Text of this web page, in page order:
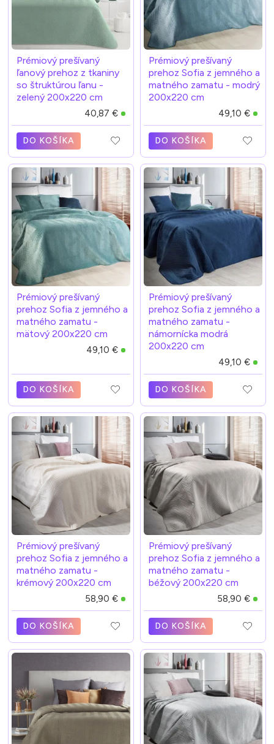
Prémiový prešívaný
ľanový prehoz z tkaniny
so štruktúrou ľanu -
zelený 200x220 cm
40,87 €
DO KOŠÍKA
Prémiový prešívaný
prehoz Sofia z jemného a
matného zamatu - modrý
200x220 cm
49,10 €
DO KOŠÍKA
Prémiový prešívaný
prehoz Sofia z jemného a
matného zamatu -
mätový 200x220 cm
49,10 €
DO KOŠÍKA
Prémiový prešívaný
prehoz Sofia z jemného a
matného zamatu -
námornícka modrá
200x220 cm
49,10 €
DO KOŠÍKA
Prémiový prešívaný
prehoz Sofia z jemného a
matného zamatu -
krémový 200x220 cm
58,90 €
DO KOŠÍKA
Prémiový prešívaný
prehoz Sofia z jemného a
matného zamatu -
béžový 200x220 cm
58,90 €
DO KOŠÍKA